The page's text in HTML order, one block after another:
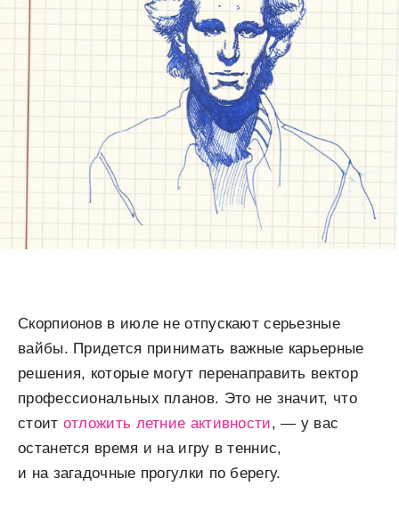
Скорпионов в июле не отпускают серьезные
вайбы. Придется принимать важные карьерные
решения, которые могут перенаправить вектор
профессиональных планов. Это не значит, что
стоит отложить летние активности, — у вас
останется время и на игру в теннис,
и на загадочные прогулки по берегу.